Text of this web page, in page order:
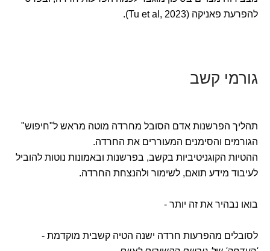
להפרעת פאניקה (Tu et al, 2023).
גורמי קשב
תהליך הפרשנות אדם הסובל מחרדה מוטה מראש ל"חיפוש"
הגורמים והסימנים המעוררים את החרדה.
ההטיות הקוגניטיביות בקשב, בפרשנות ובאמונות נוטות להוביל
לעיבוד מידע תואם, לשימור ולהנצחת החרדה.
בואו נבהיר את זה יותר -
לסובלים מהפרעות חרדה ישנה הטיה קשבית מוקדמת -